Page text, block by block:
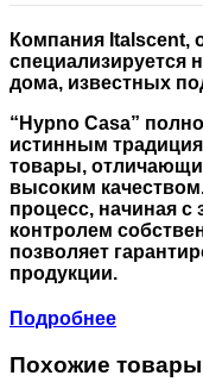
Компания Italscent,
специализируется
дома, известных
“Hypno Casa”
истинным
товары,
высоким
процесс, начиная с
контролем
позволяет
продукции.
Подробнее
Похожие товары